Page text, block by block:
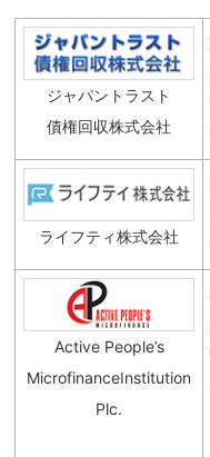
ジャパントラスト
債権回収株式会社
ライフティ株式会社
Active People’s
MicrofinanceInstitution
Plc.